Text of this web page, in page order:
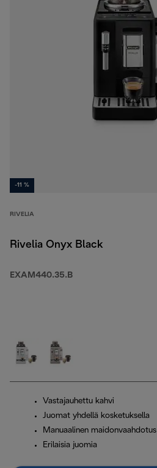
-11 %
RIVELIA
Rivelia Onyx Black
EXAM440.35.B
Vastajauhettu kahvi
Juomat yhdellä kosketuksella
Manuaalinen maidonvaahdotus
Erilaisia juomia